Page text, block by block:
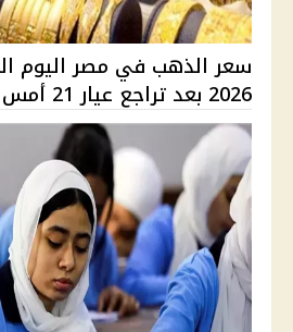
2026 بعد تراجع عيار 21 أمس